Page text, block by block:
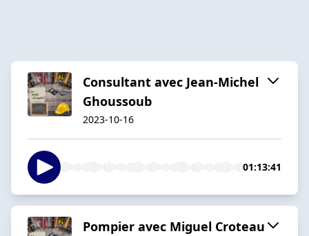
Consultant avec Jean-Michel
Ghoussoub
2023-10-16
01:13:41
Pompier avec Miguel Croteau